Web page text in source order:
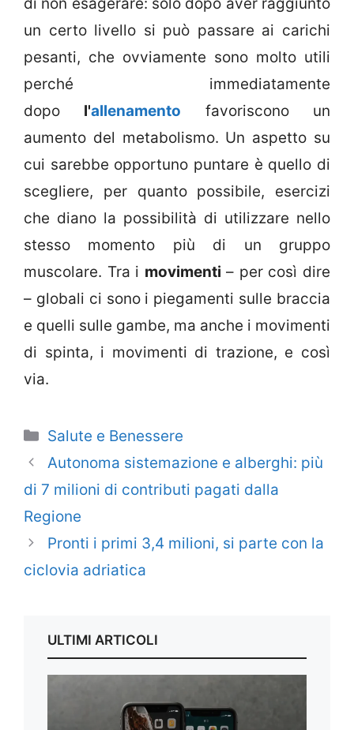
un certo livello si può passare ai carichi
pesanti, che ovviamente sono molto utili
perché immediatamente
dopo l'allenamento favoriscono un
aumento del metabolismo. Un aspetto su
cui sarebbe opportuno puntare è quello di
scegliere, per quanto possibile, esercizi
che diano la possibilità di utilizzare nello
stesso momento più di un gruppo
muscolare. Tra i movimenti – per così dire
– globali ci sono i piegamenti sulle braccia
e quelli sulle gambe, ma anche i movimenti
di spinta, i movimenti di trazione, e così
via.
Categorie
Salute e Benessere
Autonoma sistemazione e alberghi: più
di 7 milioni di contributi pagati dalla
Regione
Pronti i primi 3,4 milioni, si parte con la
ciclovia adriatica
ULTIMI ARTICOLI